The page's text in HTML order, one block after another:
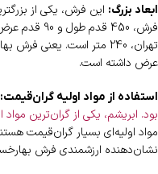
ابعاد بزرگ: این فرش، یکی از
فرش، 450
تهران، 240 متر است. یعنی
عرض داشته است.
استفاده از مواد اولیه گران‌قیمت:
بود. ابریشم، یکی از گران‌ترین مواد
مواد اولیه‌ای بسیار گران‌قیمت
نشان‌دهنده ارزشمندی فرش